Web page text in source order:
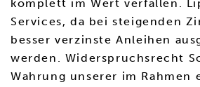
komplett im Wert verfallen.
Services, da bei steigenden
besser verzinste Anleihen
werden. Widerspruchsrecht
Wahrung unserer im Rahmen